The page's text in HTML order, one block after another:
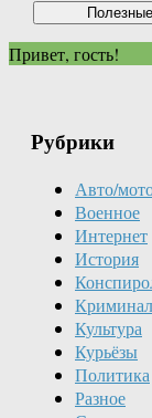
Привет, гость!
Рубрики
Авто/
Военное
Интернет
История
Криминал
Культура
Курьёзы
Политика
Разное